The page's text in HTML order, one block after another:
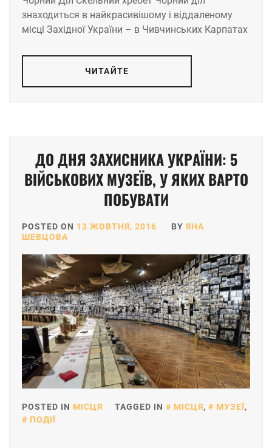
знаходиться в найкрасивішому і віддаленому
місці Західної України – в Чивчинських Карпатах
ЧИТАЙТЕ
ДО ДНЯ ЗАХИСНИКА УКРАЇНИ: 5
ВІЙСЬКОВИХ МУЗЕЇВ, У ЯКИХ ВАРТО
ПОБУВАТИ
POSTED ON 13 ЖОВТНЯ, 2016 BY ЯНА
ШЕВЦОВА
POSTED IN МІСЦЯ TAGGED IN МІСЦЯ, МУЗЕЇ,
ПОДІЇ